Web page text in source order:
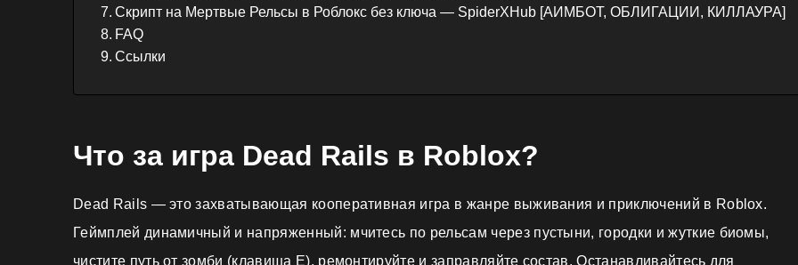
Скрипт на Мертвые Рельсы в Роблокс без ключа — SpiderXHub [АИМБОТ, ОБЛИГАЦИИ, КИЛЛАУРА]
FAQ
Ссылки
Что за игра Dead Rails в Roblox?
Dead Rails — это захватывающая кооперативная игра в жанре выживания и приключений в Roblox.
Геймплей динамичный и напряженный: мчитесь по рельсам через пустыни, городки и жуткие биомы,
чистите путь от зомби (клавиша E), ремонтируйте и заправляйте состав. Останавливайтесь для